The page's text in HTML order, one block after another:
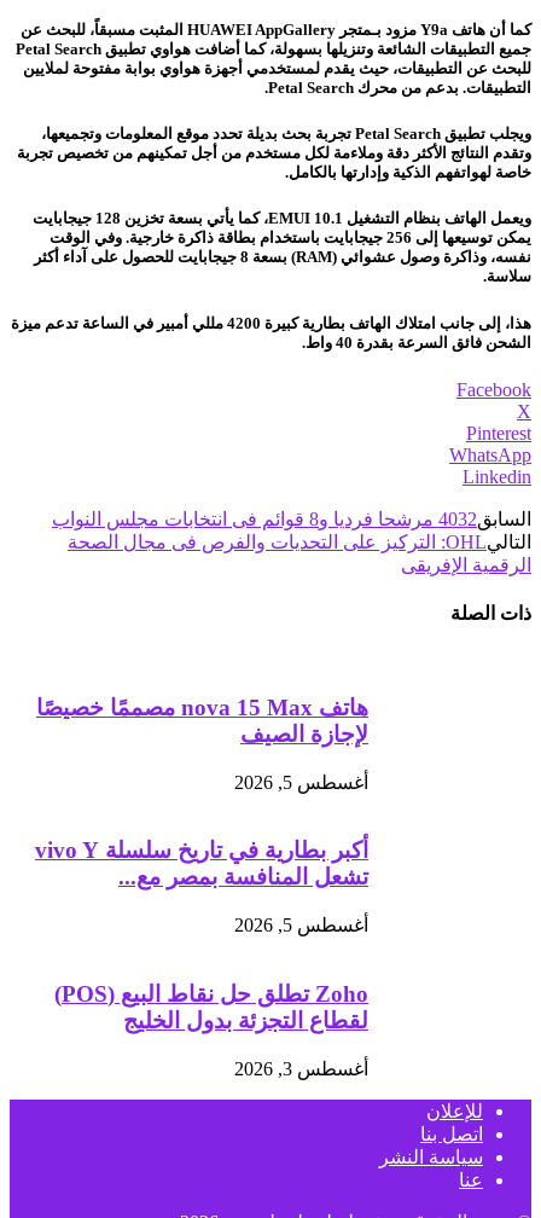
كما أن هاتف Y9a مزود بـمتجر HUAWEI AppGallery المثبت مسبقاً، للبحث عن
جميع التطبيقات الشائعة وتنزيلها بسهولة، كما أضافت هواوي تطبيق Petal Search
للبحث عن التطبيقات، حيث يقدم لمستخدمي أجهزة هواوي بوابة مفتوحة لملايين
التطبيقات. بدعم من محرك Petal Search.
ويجلب تطبيق Petal Search تجربة بحث بديلة تحدد موقع المعلومات وتجميعها،
وتقدم النتائج الأكثر دقة وملاءمة لكل مستخدم من أجل تمكينهم من تخصيص تجربة
خاصة لهواتفهم الذكية وإدارتها بالكامل.
ويعمل الهاتف بنظام التشغيل EMUI 10.1، كما يأتي بسعة تخزين 128 جيجابايت
يمكن توسيعها إلى 256 جيجابايت باستخدام بطاقة ذاكرة خارجية. وفي الوقت
نفسه، وذاكرة وصول عشوائي (RAM) بسعة 8 جيجابايت للحصول على آداء أكثر
سلاسة.
هذا، إلى جانب امتلاك الهاتف بطارية كبيرة 4200 مللي أمبير في الساعة تدعم ميزة
الشحن فائق السرعة بقدرة 40 واط.
Facebook
X
Pinterest
WhatsApp
Linkedin
السابق4032 مرشحا فرديا و8 قوائم فى انتخابات مجلس النواب
التالي
OHL: التركيز على التحديات والفرص فى مجال الصحة
الرقمية الإفريقى
ذات الصلة
هاتف nova 15 Max مصممًا خصيصًا
لإجازة الصيف
أغسطس 5, 2026
أكبر بطارية في تاريخ سلسلة vivo Y
تشعل المنافسة بمصر مع...
أغسطس 5, 2026
Zoho تطلق حل نقاط البيع (POS)
لقطاع التجزئة بدول الخليج
أغسطس 3, 2026
للإعلان
اتصل بنا
سياسة النشر
عنا